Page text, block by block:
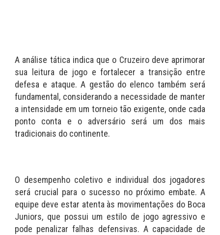
A análise tática indica que o Cruzeiro deve aprimorar
sua leitura de jogo e fortalecer a transição entre
defesa e ataque. A gestão do elenco também será
fundamental, considerando a necessidade de manter
a intensidade em um torneio tão exigente, onde cada
ponto conta e o adversário será um dos mais
tradicionais do continente.
O desempenho coletivo e individual dos jogadores
será crucial para o sucesso no próximo embate. A
equipe deve estar atenta às movimentações do Boca
Juniors, que possui um estilo de jogo agressivo e
pode penalizar falhas defensivas. A capacidade de